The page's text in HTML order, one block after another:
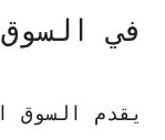
في
يقدم السوق